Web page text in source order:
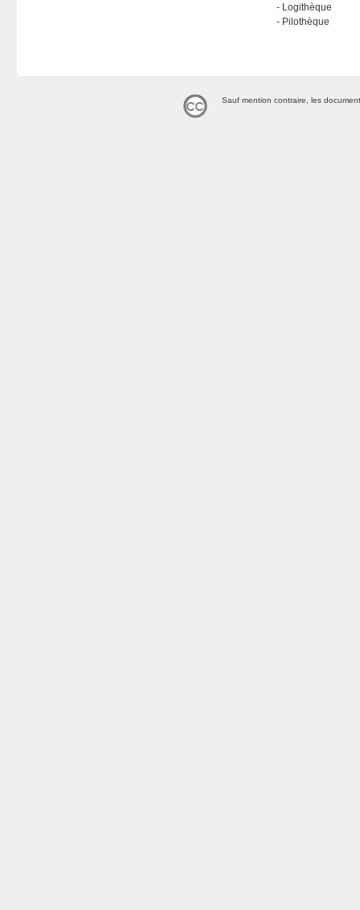
Logithèque
Pilothèque
Sauf mention contraire, les